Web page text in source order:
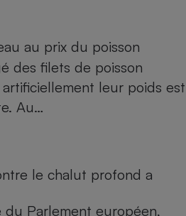
au prix du poisson
des filets de poisson
leur poids est
Au…
le chalut profond a
Parlement européen,